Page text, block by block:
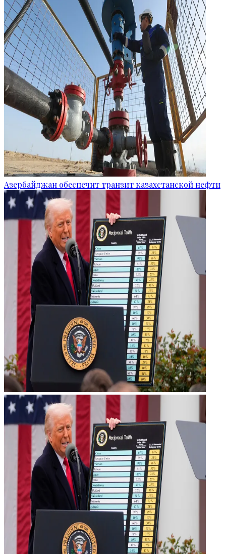
Азербайджан обеспечит транзит казахстанской нефти